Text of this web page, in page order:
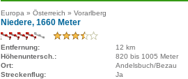
Europa » Österreich » Vorarlberg
Niedere, 1660 Meter
Entfernung:
12 km
Höhenuntersch.:
820 bis 1005 Meter
Ort:
Andelsbuch/Bezau
Streckenflug:
Ja